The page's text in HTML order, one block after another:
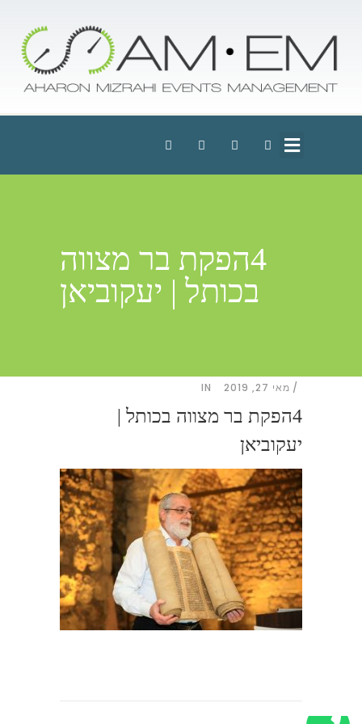
4הפקת בר מצווה
בכותל | יעקוביאן
מאי 27, 2019 IN
4הפקת בר מצווה בכותל |
יעקוביאן